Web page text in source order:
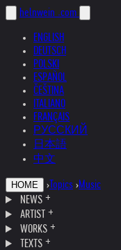
helnwein .com
ENGLISH
DEUTSCH
POLSKI
ESPAÑOL
ČEŠTINA
ITALIANO
FRANÇAIS
РУССКИЙ
日本語
中文
HOME › Topics ›Music
NEWS
ARTIST
WORKS
TEXTS